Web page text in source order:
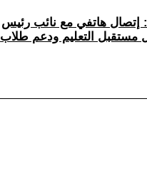
إتصال هاتفي مع نائب رئيس
التعليم ودعم طلاب